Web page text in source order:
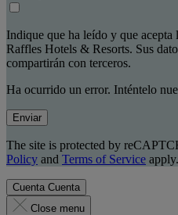
Indique que ha leído y que acepta
Raffles Hotels & Resorts. Sus
compartirán con terceros.
Ha ocurrido un error. Inténtelo
Enviar
The site is protected by
Policy and Terms of Service apply.
Cuenta Cuenta
Close menu